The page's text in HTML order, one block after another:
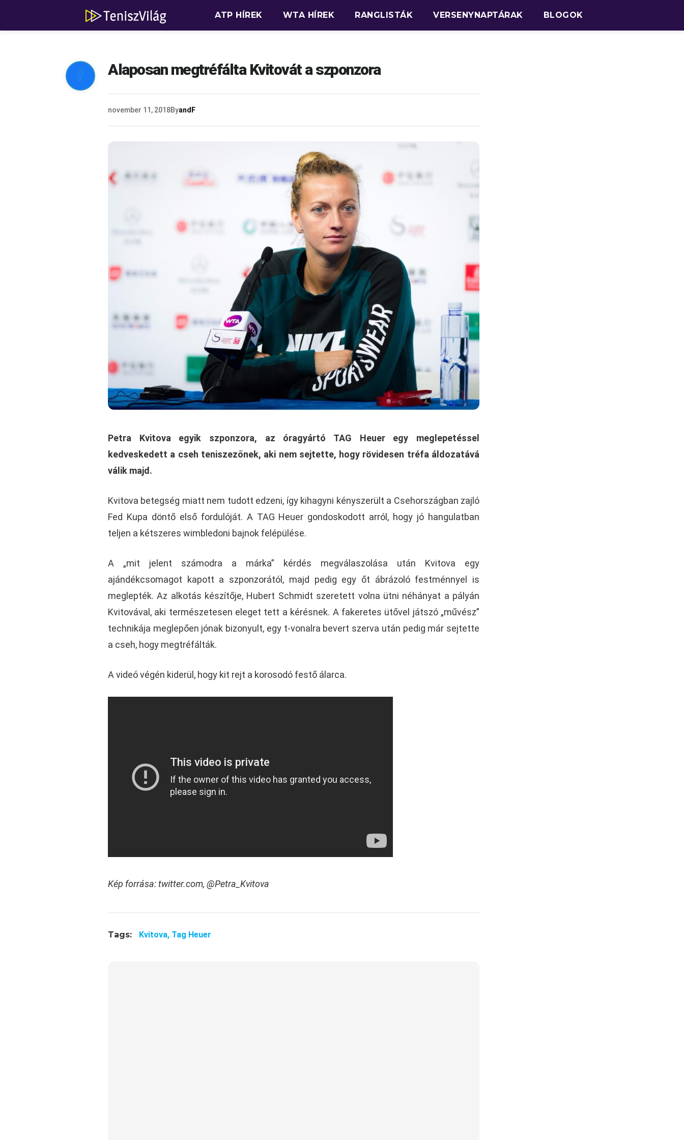
ATP HÍREK WTA HÍREK RANGLISTÁK VERSENYNAPTÁRAK BLOGOK
 Alaposan megtréfálta Kvitovát a szponzora
november 11, 2018ByandF
Petra Kvitova egyik szponzora, az óragyártó TAG Heuer egy meglepetéssel
kedveskedett a cseh teniszezőnek, aki nem sejtette, hogy rövidesen tréfa áldozatává
válik majd.
Kvitova betegség miatt nem tudott edzeni, így kihagyni kényszerült a Csehországban zajló
Fed Kupa döntő első fordulóját. A TAG Heuer gondoskodott arról, hogy jó hangulatban
teljen a kétszeres wimbledoni bajnok felépülése.
A „mit jelent számodra a márka” kérdés megválaszolása után Kvitova egy
ajándékcsomagot kapott a szponzorától, majd pedig egy őt ábrázoló festménnyel is
meglepték. Az alkotás készítője, Hubert Schmidt szeretett volna ütni néhányat a pályán
Kvitovával, aki természetesen eleget tett a kérésnek. A fakeretes ütővel játszó „művész”
technikája meglepően jónak bizonyult, egy t-vonalra bevert szerva után pedig már sejtette
a cseh, hogy megtréfálták.
A videó végén kiderül, hogy kit rejt a korosodó festő álarca.
Kép forrása: twitter.com, @Petra_Kvitova
Tags: Kvitova, Tag Heuer